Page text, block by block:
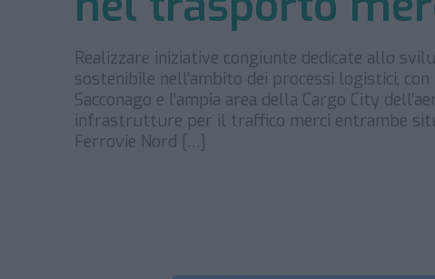
Realizzare iniziative congiunte dedicate allo
sostenibile nell’ambito dei processi logistici,
Sacconago e l’ampia area della Cargo City
infrastrutture per il traffico merci entrambe
Ferrovie Nord […]